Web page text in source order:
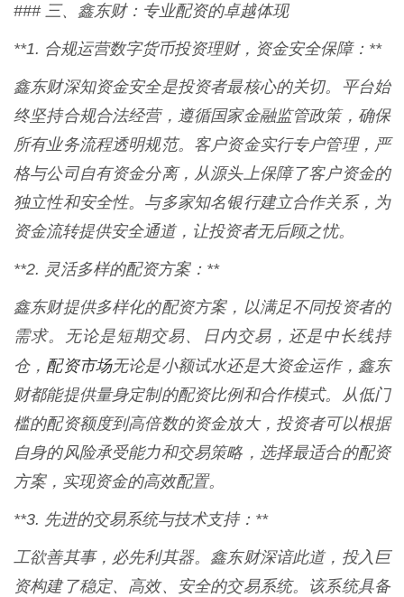
### 三、鑫东财：专业配资的卓越体现
**1. 合规运营数字货币投资理财，资金安全保障：**
鑫东财深知资金安全是投资者最核心的关切。平台始
终坚持合规合法经营，遵循国家金融监管政策，确保
所有业务流程透明规范。客户资金实行专户管理，严
格与公司自有资金分离，从源头上保障了客户资金的
独立性和安全性。与多家知名银行建立合作关系，为
资金流转提供安全通道，让投资者无后顾之忧。
**2. 灵活多样的配资方案：**
鑫东财提供多样化的配资方案，以满足不同投资者的
需求。无论是短期交易、日内交易，还是中长线持
仓， 配资市场无论是小额试水还是大资金运作，鑫东
财都能提供量身定制的配资比例和合作模式。从低门
槛的配资额度到高倍数的资金放大，投资者可以根据
自身的风险承受能力和交易策略，选择最适合的配资
方案，实现资金的高效配置。
**3. 先进的交易系统与技术支持：**
工欲善其事，必先利其器。鑫东财深谙此道，投入巨
资构建了稳定、高效、安全的交易系统。该系统具备